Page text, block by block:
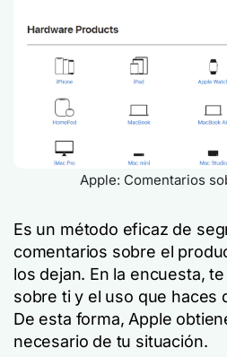
Apple: Comentarios
Es un método eficaz de
comentarios sobre el
los dejan. En la encuesta,
sobre ti y el uso que haces
De esta forma, Apple
necesario de tu situación.